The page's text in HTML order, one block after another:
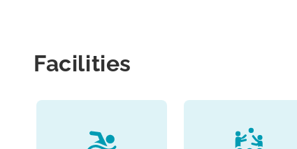
Facilities